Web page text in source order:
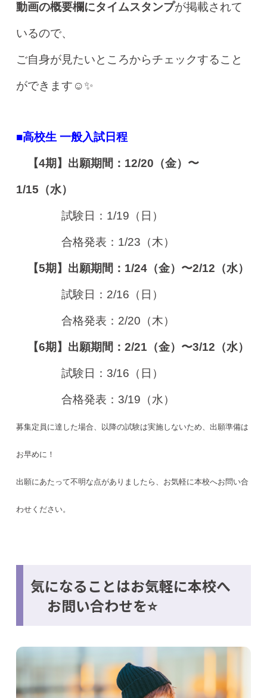
動画の概要欄にタイムスタンプが掲載されて
いるので、
ご自身が見たいところからチェックすること
ができます☺️✨
■高校生 一般入試日程
【4期】出願期間：12/20（金）〜
1/15（水）
試験日：1/19（日）
合格発表：1/23（木）
【5期】出願期間：1/24（金）〜2/12（水）
試験日：2/16（日）
合格発表：2/20（木）
【6期】出願期間：2/21（金）〜3/12（水）
試験日：3/16（日）
合格発表：3/19（水）
募集定員に達した場合、以降の試験は実施しないため、出願準備は
お早めに！
出願にあたって不明な点がありましたら、お気軽に本校へお問い合
わせください。
気になることはお気軽に本校へ
お問い合わせを⭐️